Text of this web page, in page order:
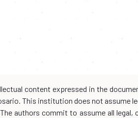
content expressed in the
This institution does not assume
authors commit to assume all